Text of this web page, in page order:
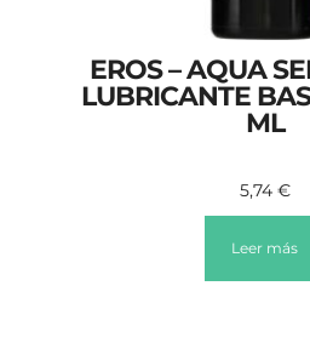
EROS – AQUA
LUBRICANTE
ML
5,74 €
Leer más